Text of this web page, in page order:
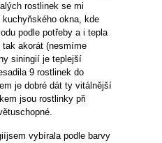
rostlinek se mi
okna, kde
podle potřeby a i tepla
akorát (nesmíme
siningií je teplejší
9 rostlinek do
je dobré dát ty vitálnější
jsou rostlinky při
vybírala podle barvy